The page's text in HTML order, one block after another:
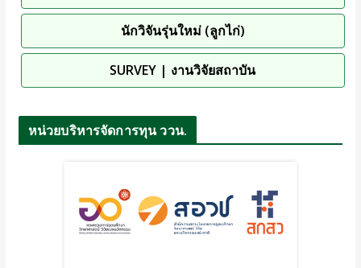
นักวิจันรุ่นใหม่ (ลูกไก่)
SURVEY | งานวิจัยสถาบัน
หน่วยบริหารจัดการทุน ววน.